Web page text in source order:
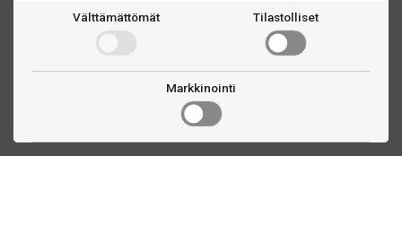
Välttämättömät Tilastolliset
Markkinointi